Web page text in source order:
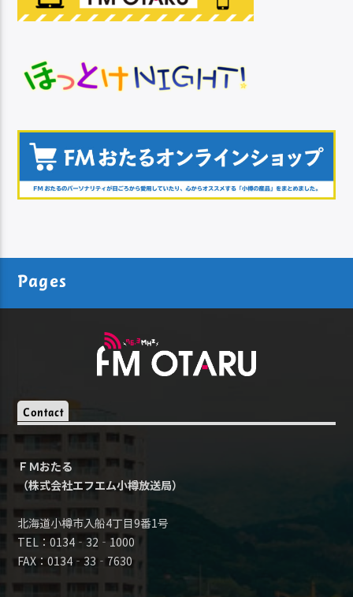
Pages
Contact
ＦＭおたる
（株式会社エフエム小樽放送局）
北海道小樽市入船4丁目9番1号
TEL：0134‐32‐1000
FAX：0134‐33‐7630